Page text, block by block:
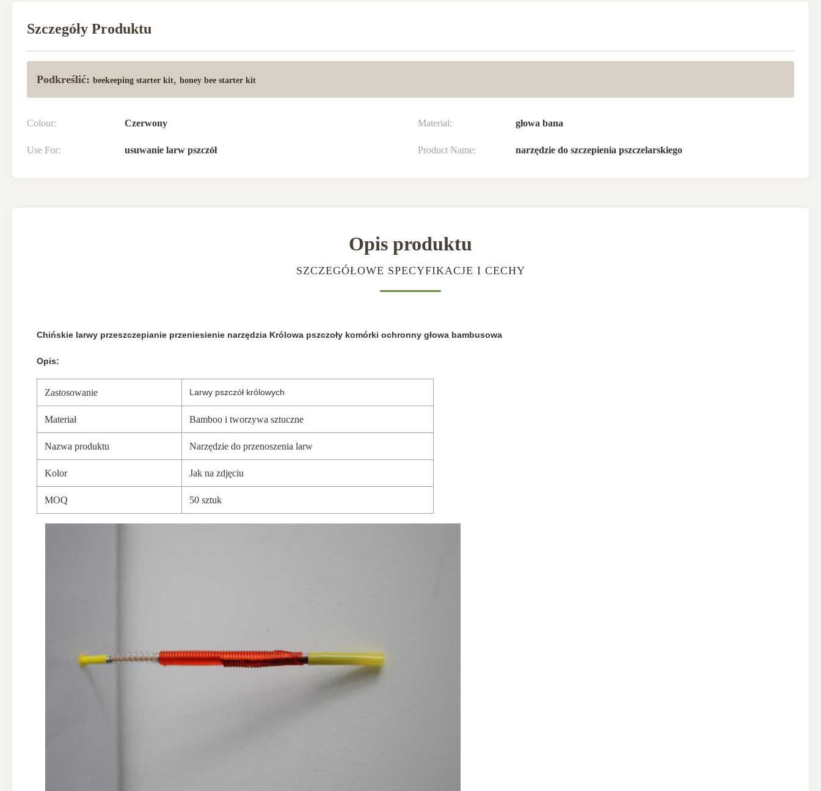
Szczegóły Produktu
Podkreślić: beekeeping starter kit, honey bee starter kit
Colour: Czerwony Material: głowa bana
Use For: usuwanie larw pszczół Product Name: narzędzie do szczepienia pszczelarskiego
Opis produktu
SZCZEGÓŁOWE SPECYFIKACJE I CECHY
Chińskie larwy przeszczepianie przeniesienie narzędzia Królowa pszczoły komórki ochronny głowa bambusowa
Opis:
Zastosowanie Larwy pszczół królowych
Materiał Bamboo i tworzywa sztuczne
Nazwa produktu Narzędzie do przenoszenia larw
Kolor Jak na zdjęciu
MOQ 50 sztuk